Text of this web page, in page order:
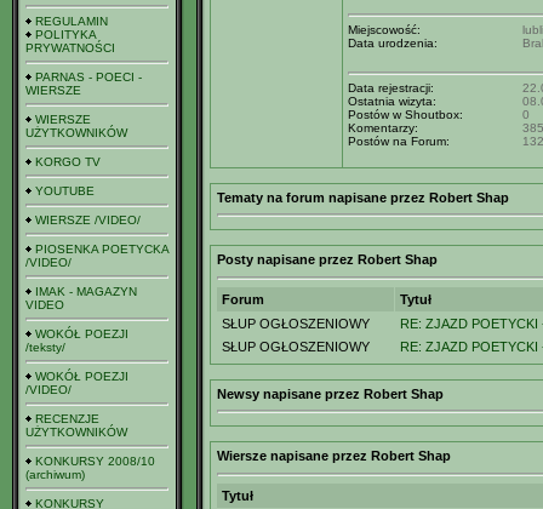
REGULAMIN
POLITYKA
PRYWATNOŚCI
PARNAS - POECI -
WIERSZE
WIERSZE
UŻYTKOWNIKÓW
KORGO TV
YOUTUBE
WIERSZE /VIDEO/
PIOSENKA POETYCKA
/VIDEO/
IMAK - MAGAZYN
VIDEO
WOKÓŁ POEZJI
/teksty/
WOKÓŁ POEZJI
/VIDEO/
RECENZJE
UŻYTKOWNIKÓW
KONKURSY 2008/10
(archiwum)
KONKURSY
Miejscowość:
Data urodzenia:
Data rejestracji:
Ostatnia wizyta:
Postów w Shoutbox:
0
Komentarzy:
385
Postów na Forum:
132
Tematy na forum napisane przez Robert Shap
Posty napisane przez Robert Shap
Forum
Tytuł
SŁUP OGŁOSZENIOWY
RE: ZJAZD POETYCKI
SŁUP OGŁOSZENIOWY
RE: ZJAZD POETYCKI
Newsy napisane przez Robert Shap
Wiersze napisane przez Robert Shap
Tytuł